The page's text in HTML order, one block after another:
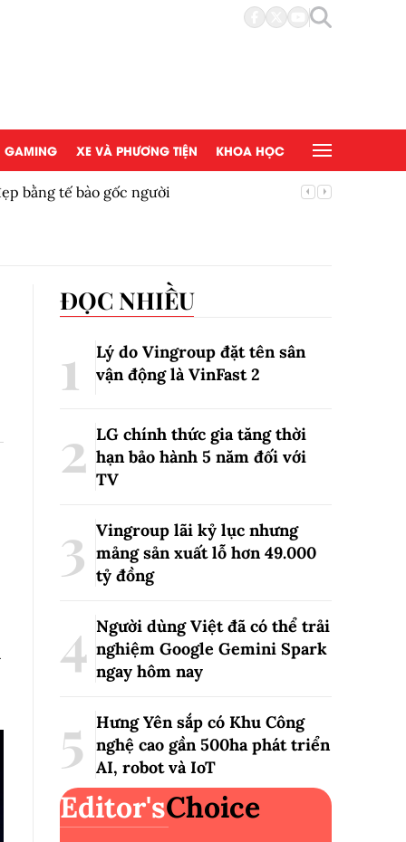
GAMING XE VÀ PHƯƠNG TIỆN KHOA HỌC
bằng tế bào gốc người
ĐỌC NHIỀU
Lý do Vingroup đặt tên sân
vận động là VinFast2
LG chính thức gia tăng thời
hạn bảo hành 5 năm đối với
TV
Vingroup lãi kỷ lục nhưng
mảng sản xuất lỗ hơn 49.000
tỷ đồng
Người dùng Việt đã có thể trải
nghiệm Google Gemini Spark
ngay hôm nay
Hưng Yên sắp có Khu Công
nghệ cao gần 500ha phát triển
AI, robot và IoT
Editor'sChoice